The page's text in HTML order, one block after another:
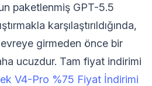
paketlenmiş GPT-5.5
karşılaştırıldığında,
girmeden önce bir
ucuzdur. Tam fiyat indirimi
V4-Pro %75 Fiyat İndirimi